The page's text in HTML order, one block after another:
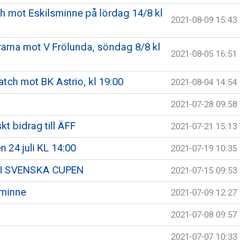
mot Eskilsminne på lördag 14/8 kl
2021-08-09 15:43
mot V Frölunda, söndag 8/8 kl
2021-08-05 16:51
mot BK Astrio, kl 19:00 2021-08-04 14:54
2021-07-28 09:58
bidrag till ÄFF 2021-07-21 15:13
24 juli KL 14:00 2021-07-19 10:35
SVENSKA CUPEN 2021-07-15 09:53
2021-07-09 12:27
2021-07-08 09:57
2021-07-07 10:33